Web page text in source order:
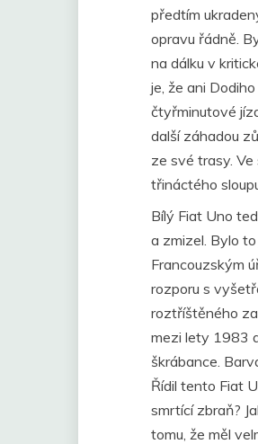
předtím
opravu řádně.
na dálku v
je, že ani
čtyřminutové
další záhadou
ze své trasy.
třináctého
Bílý Fiat Uno
a zmizel. Bylo
Francouzským
rozporu s
roztříštěného
mezi lety 1983
škrábance.
Řídil tento Fiat
smrtící zbraň?
tomu, že měl